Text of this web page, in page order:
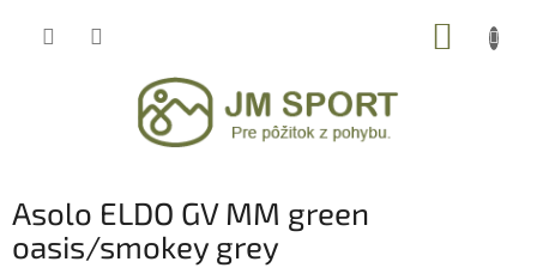
Asolo ELDO GV MM green
oasis/smokey grey